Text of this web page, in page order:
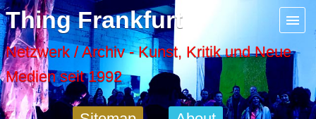
Thing Frankfurt
Netzwerk / Archiv - Kunst, Kritik und Neue
Medien seit 1992
Menu
Artspaces
Cool Places